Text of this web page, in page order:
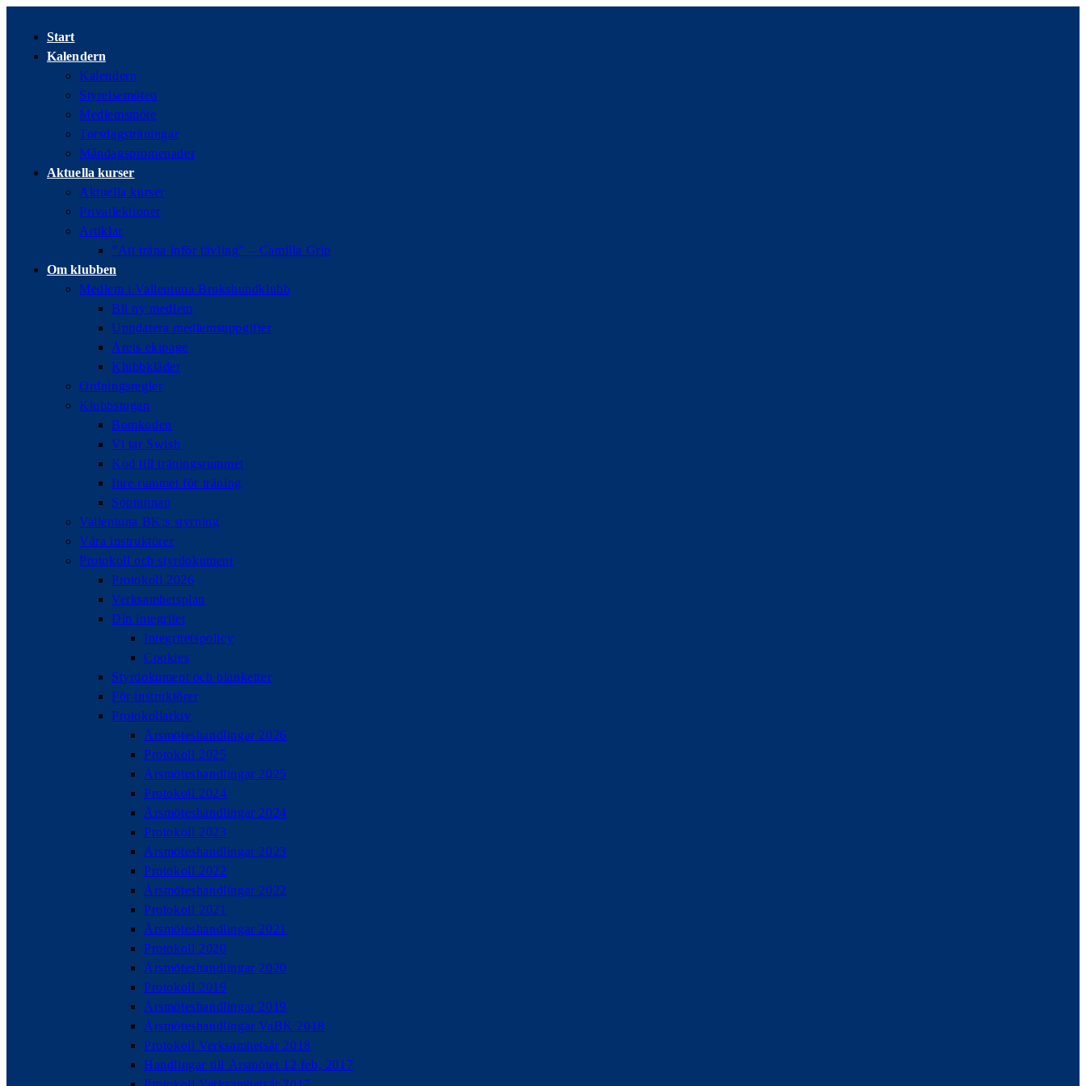
innehållet
Start
Kalendern
Kalendern
Styrelsemöten
Medlemsmöte
Torsdagsträningar
Måndagspromenader
Aktuella kurser
Aktuella kurser
Privatlektioner
Artiklar
”Att träna inför tävling” – Camilla Grip
Om klubben
Medlem i Vallentuna Brukshundklubb
Bli ny medlem
Uppdatera medlemsuppgifter
Årets ekipage
Klubbkläder
Ordningsregler
Klubbstugan
Bomkoden
Vi tar Swish
Kod till träningsrummet
Inre rummet för träning
Soptunnan
Vallentuna BK:s styrning
Våra instruktörer
Protokoll och styrdokument
Protokoll 2026
Verksamhetsplan
Din integritet
Integritetspolicy
Cookies
Styrdokument och blanketter
För instruktörer
Protokollarkiv
Årsmöteshandlingar 2026
Protokoll 2025
Årsmöteshandlingar 2025
Protokoll 2024
Årsmöteshandlingar 2024
Protokoll 2023
Årsmöteshandlingar 2023
Protokoll 2022
Årsmöteshandlingar 2022
Protokoll 2021
Årsmöteshandlingar 2021
Protokoll 2020
Årsmöteshandlingar 2020
Protokoll 2019
Årsmöteshandlingar 2019
Årsmöteshandlingar VaBK 2018
Protokoll Verksamhetsår 2018
Handlingar till Årsmötet 12 feb, 2017